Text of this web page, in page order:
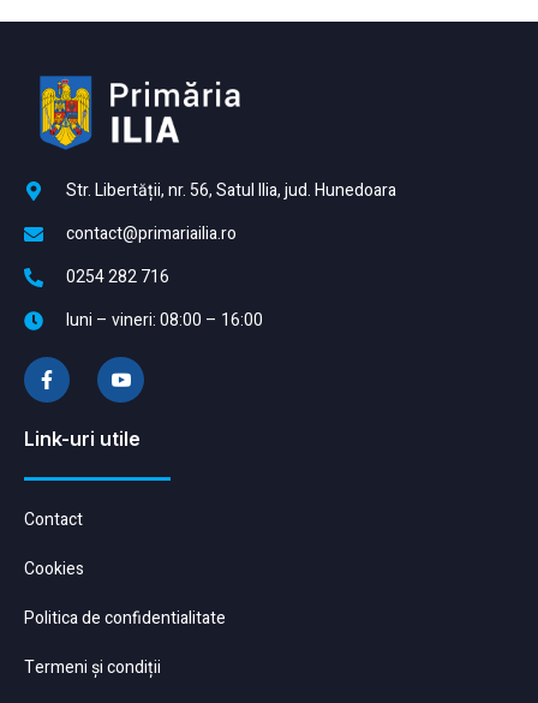
Str. Libertății, nr. 56, Satul Ilia, jud. Hunedoara
contact@primariailia.ro
0254 282 716
luni – vineri: 08:00 – 16:00
Link-uri utile
Contact
Cookies
Politica de confidentialitate
Termeni și condiții